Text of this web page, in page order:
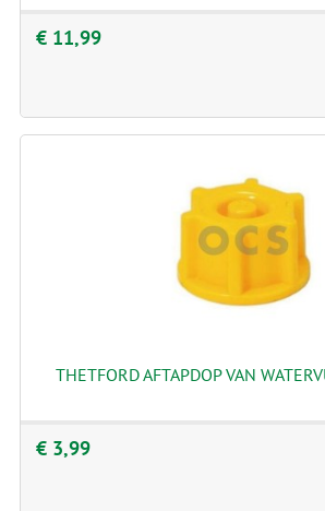
€ 11,99
THETFORD AFTAPDOP VAN
€ 3,99